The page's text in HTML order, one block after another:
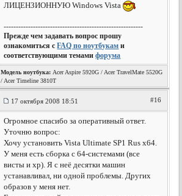
ЛИЦЕНЗИОННУЮ Windows Vista
---------------------------------------------------------
Прежде чем задавать вопрос прошу
ознакомиться сFAQ по ноутбукам и
соответствующими темамифорума
Модель ноутбука: Acer Aspire 5920G / Acer TravelMate 5520G
/ Acer Timeline 3810T
17 октября 2008 18:51 #16
Огромное спасибо за оперативный ответ.
Уточню вопрос:
Хочу установить Vista Ultimate SP1 Rus x64.
У меня есть сборка с 64-системами (все
висты и хр). Я с неё десятки машин
устанавливал, ни одной проблемы. Других
образов у меня нет.